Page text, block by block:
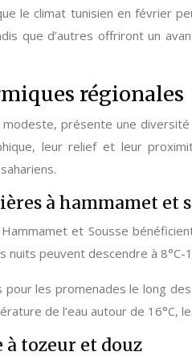
le climat tunisien en février
que d’autres offriront un
régionales
modeste, présente une
leur relief et leur
à hammamet et
et Sousse
nuits peuvent descendre à
pour les promenades le long
de l’eau autour de
tozeur et douz